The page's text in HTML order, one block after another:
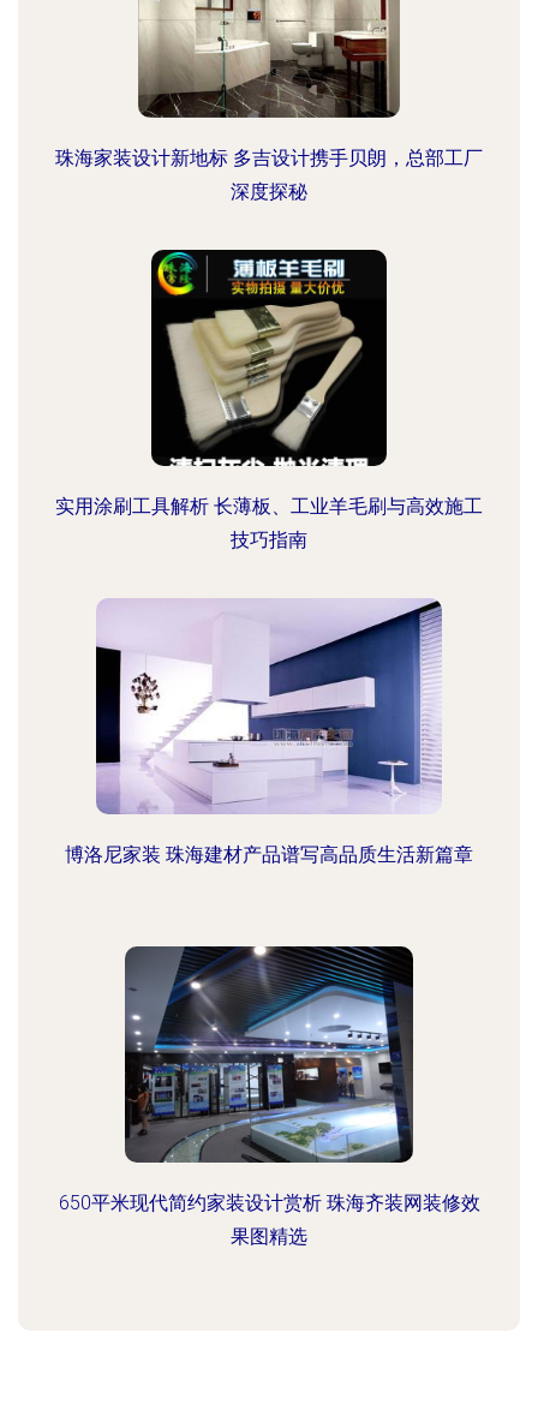
珠海家装设计新地标 多吉设计携手贝朗，总部工厂
深度探秘
实用涂刷工具解析 长薄板、工业羊毛刷与高效施工
技巧指南
博洛尼家装 珠海建材产品谱写高品质生活新篇章
650平米现代简约家装设计赏析 珠海齐装网装修效
果图精选